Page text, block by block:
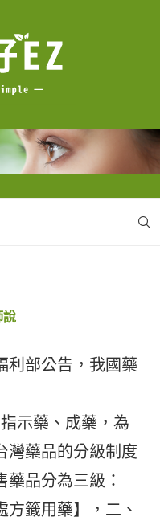
利部公告，我國藥
示藥、成藥，為
灣藥品的分級制度
品分為三級：
籤用藥】，二、